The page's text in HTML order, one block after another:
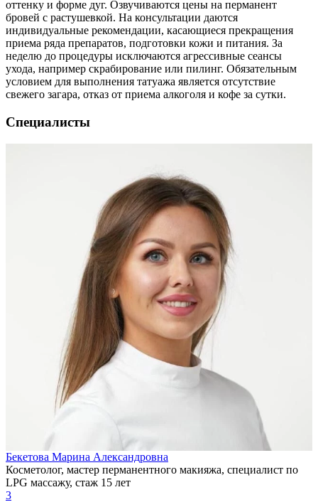
оттенку и форме дуг. Озвучиваются цены на перманент
бровей с растушевкой. На консультации даются
индивидуальные рекомендации, касающиеся прекращения
приема ряда препаратов, подготовки кожи и питания. За
неделю до процедуры исключаются агрессивные сеансы
ухода, например скрабирование или пилинг. Обязательным
условием для выполнения татуажа является отсутствие
свежего загара, отказ от приема алкоголя и кофе за сутки.
Специалисты
Бекетова Марина Александровна
Косметолог, мастер перманентного макияжа, специалист по
LPG массажу, стаж 15 лет
3